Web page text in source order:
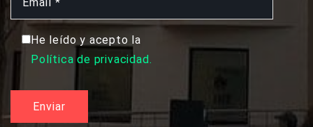
He leído y acepto la
Política de privacidad.